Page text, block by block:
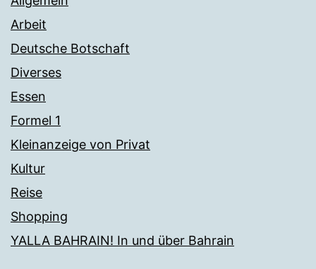
Arbeit
Deutsche Botschaft
Diverses
Essen
Formel 1
Kleinanzeige von Privat
Kultur
Reise
Shopping
YALLA BAHRAIN! In und über Bahrain